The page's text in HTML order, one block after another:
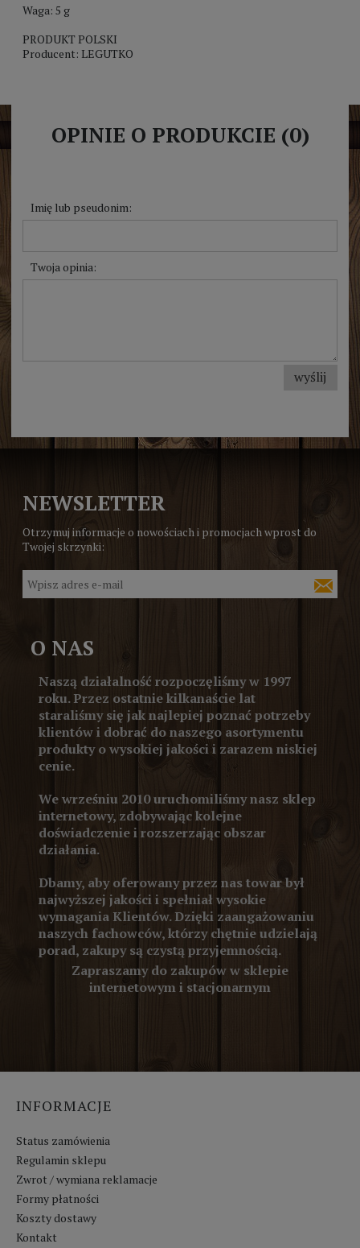
Waga: 5 g
PRODUKT POLSKI
Producent: LEGUTKO
OPINIE O PRODUKCIE (0)
Imię lub pseudonim:
Twoja opinia:
wyślij
NEWSLETTER
Otrzymuj informacje o nowościach i promocjach wprost do
Twojej skrzynki:
O NAS
Naszą działalność rozpoczęliśmy w 1997
roku. Przez ostatnie kilkanaście lat
staraliśmy się jak najlepiej poznać potrzeby
klientów i dobrać do naszego asortymentu
produkty o wysokiej jakości i zarazem niskiej
cenie.
We wrześniu 2010 uruchomiliśmy nasz sklep
internetowy, zdobywając kolejne
doświadczenie i rozszerzając obszar
działania.
Dbamy, aby oferowany przez nas towar był
najwyższej jakości i spełniał wysokie
wymagania Klientów. Dzięki zaangażowaniu
naszych fachowców, którzy chętnie udzielają
porad, zakupy są czystą przyjemnością.
Zapraszamy do zakupów w sklepie
internetowym i stacjonarnym
INFORMACJE
Status zamówienia
Regulamin sklepu
Zwrot / wymiana reklamacje
Formy płatności
Koszty dostawy
Kontakt